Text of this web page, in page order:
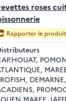
roses
Rapporter le produit
MAREE,